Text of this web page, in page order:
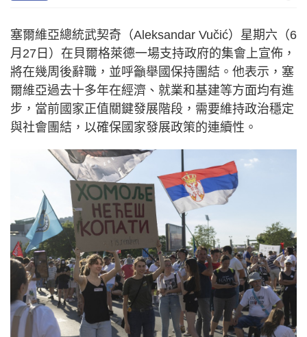
塞爾維亞總統武契奇（Aleksandar Vučić）星期六（6
月27日）在貝爾格萊德一場支持政府的集會上宣佈，
將在幾周後辭職，並呼籲舉國保持團結。他表示，塞
爾維亞過去十多年在經濟、就業和基建等方面均有進
步，當前國家正值關鍵發展階段，需要維持政治穩定
與社會團結，以確保國家發展政策的連續性。